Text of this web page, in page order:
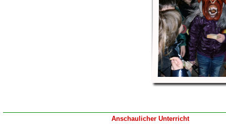
Anschaulicher Unterricht